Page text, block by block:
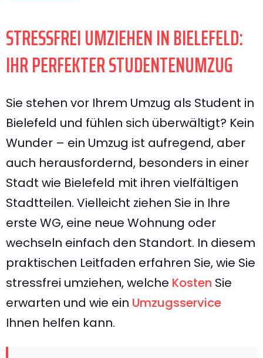
STRESSFREI UMZIEHEN IN BIELEFELD:
IHR PERFEKTER STUDENTENUMZUG
Sie stehen vor Ihrem Umzug als Student in
Bielefeld und fühlen sich überwältigt? Kein
Wunder – ein Umzug ist aufregend, aber
auch herausfordernd, besonders in einer
Stadt wie Bielefeld mit ihren vielfältigen
Stadtteilen. Vielleicht ziehen Sie in Ihre
erste WG, eine neue Wohnung oder
wechseln einfach den Standort. In diesem
praktischen Leitfaden erfahren Sie, wie Sie
stressfrei umziehen, welche Kosten Sie
erwarten und wie ein Umzugsservice
Ihnen helfen kann.